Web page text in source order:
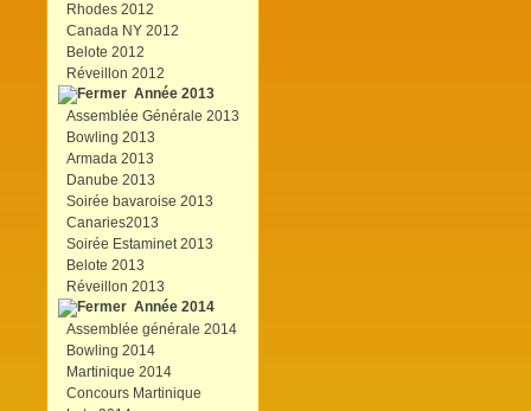
Rhodes 2012
Canada NY 2012
Belote 2012
Réveillon 2012
Année 2013
Assemblée Générale 2013
Bowling 2013
Armada 2013
Danube 2013
Soirée bavaroise 2013
Canaries2013
Soirée Estaminet 2013
Belote 2013
Réveillon 2013
Année 2014
Assemblée générale 2014
Bowling 2014
Martinique 2014
Concours Martinique